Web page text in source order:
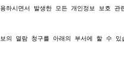
하시면서 발생한 모든 개인정보 보호
의 열람 청구를 아래의 부서에 할 수